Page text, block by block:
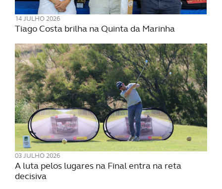
Consulte a política de cookies do site.
14 JULHO 2026
Tiago Costa brilha na Quinta da Marinha
03 JULHO 2026
A luta pelos lugares na Final entra na reta
decisiva